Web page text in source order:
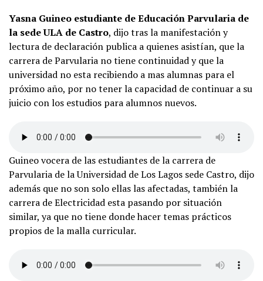
Yasna Guineo estudiante de Educación Parvularia de
la sede ULA de Castro, dijo tras la manifestación y
lectura de declaración publica a quienes asistían, que la
carrera de Parvularia no tiene continuidad y que la
universidad no esta recibiendo a mas alumnas para el
próximo año, por no tener la capacidad de continuar a su
juicio con los estudios para alumnos nuevos.
Guineo vocera de las estudiantes de la carrera de
Parvularia de la Universidad de Los Lagos sede Castro, dijo
además que no son solo ellas las afectadas, también la
carrera de Electricidad esta pasando por situación
similar, ya que no tiene donde hacer temas prácticos
propios de la malla curricular.